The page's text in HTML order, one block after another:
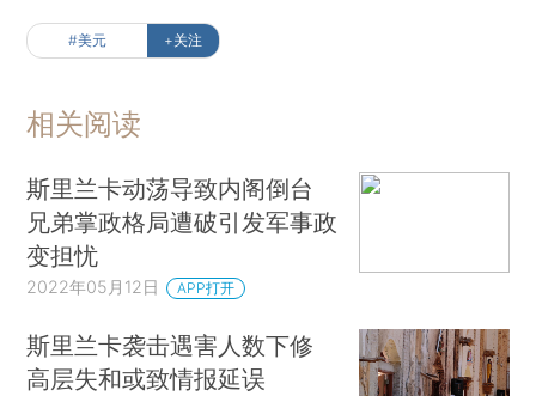
#美元 +关注
相关阅读
斯里兰卡动荡导致内阁倒台
兄弟掌政格局遭破引发军事政
变担忧
2022年05月12日 APP打开
斯里兰卡袭击遇害人数下修
高层失和或致情报延误